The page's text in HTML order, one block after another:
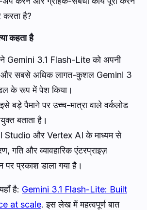
है?
कहता है
Gemini 3.1 Flash-Lite को अपनी
सबसे अधिक लागत-कुशल Gemini 3
के रूप में पेश किया।
बड़े पैमाने पर उच्च-मात्रा वाले वर्कलोड
बताता है।
Studio और Vertex AI के माध्यम से
गति और व्यावहारिक एंटरप्राइज़
पर प्रकाश डाला गया है।
है: Gemini 3.1 Flash-Lite: Built
at scale. इस लेख में महत्वपूर्ण बात